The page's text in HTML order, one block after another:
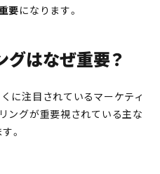
要になります。
グはなぜ重要？
に注目されているマーケティ
ングが重要視されている主な
。